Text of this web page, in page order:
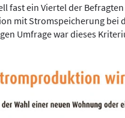
fast ein Viertel der
mit Stromspeicherung bei
Umfrage war dieses